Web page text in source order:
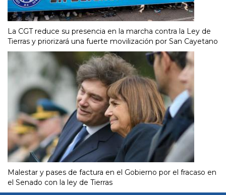
La CGT reduce su presencia en la marcha contra la Ley de
Tierras y priorizará una fuerte movilización por San Cayetano
Malestar y pases de factura en el Gobierno por el fracaso en
el Senado con la ley de Tierras